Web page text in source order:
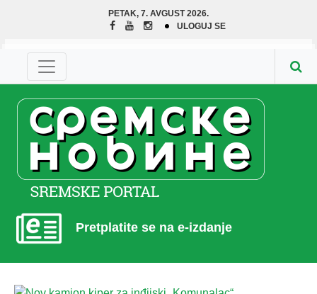
PETAK, 7. AVGUST 2026.
ULOGUJ SE
Pretplatite se na e-izdanje